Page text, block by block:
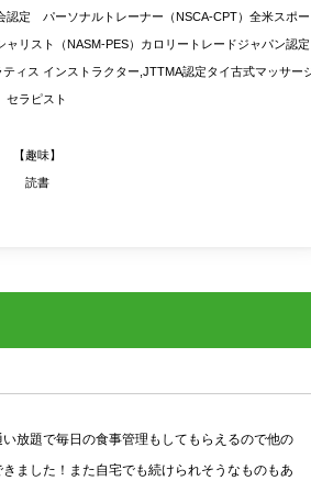
認定 パーソナルトレーナー（NSCA-CPT）全米スポー
リスト（NASM-PES）カロリートレードジャパン認定
ィス インストラクター,JTTMA認定タイ古式マッサー
セラピスト
【趣味】
読書
放題で毎日の食事管理もしてもらえるので他の
ました！また自宅でも続けられそうなものもあ